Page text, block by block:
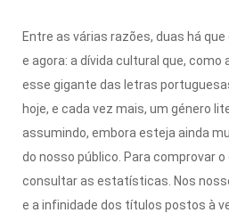
Entre as várias razões, duas há
e agora: a dívida cultural que, como
esse gigante das letras
hoje, e cada vez mais, um género
assumindo, embora esteja ainda
do nosso público. Para comprovar
consultar as estatísticas. Nos
e a infinidade dos títulos postos à